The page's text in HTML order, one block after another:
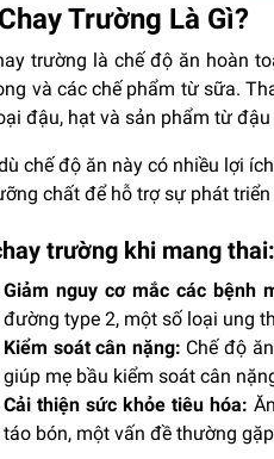
Trường Là Gì?
trường là chế độ ăn hoàn
và các chế phẩm từ sữa.
đậu, hạt và sản phẩm từ đậu
chế độ ăn này có nhiều lợi
chất để hỗ trợ sự phát
trường khi mang
Giảm nguy cơ mắc các bệnh
đường type 2, một số loại ung
Kiểm soát cân nặng: Chế độ
giúp mẹ bầu kiểm soát cân
Cải thiện sức khỏe tiêu hóa:
táo bón, một vấn đề thường